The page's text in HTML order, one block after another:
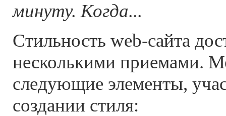
минуту. Когда...
Стильность web-сайта
несколькими приемами.
следующие элементы,
создании стиля: